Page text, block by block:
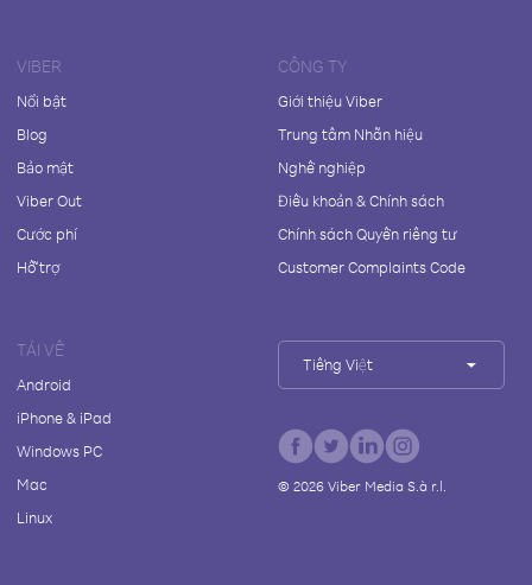
VIBER
Nổi bật
Blog
Bảo mật
Viber Out
Cước phí
Hỗ trợ
CÔNG TY
Giới thiệu Viber
Trung tâm Nhãn hiệu
Nghề nghiệp
Điều khoản & Chính sách
Chính sách Quyền riêng tư
Customer Complaints Code
TẢI VỀ
Android
iPhone & iPad
Windows PC
Mac
Linux
Tiếng Việt
© 2026Viber Media S.à r.l.